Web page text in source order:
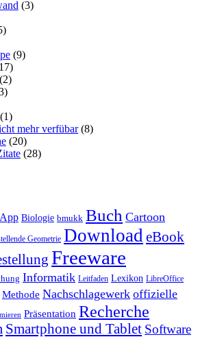
(3)
(9)
(2)
(1)
mehr verfübar(8)
(20)
(28)
App Biologie bmukk Buch Cartoon
Geometrie Download eBook
Freeware
Informatik Leitfaden Lexikon LibreOffice
Methode Nachschlagewerk offizielle
Präsentation Recherche
Smartphone und Tablet Software